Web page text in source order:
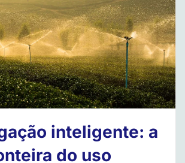
inteligente: a
do uso